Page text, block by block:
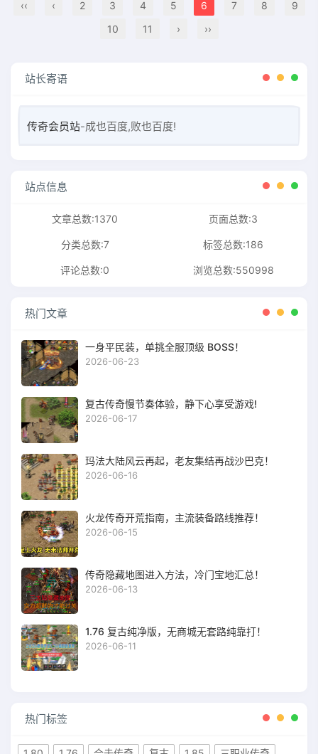
‹‹ ‹ 2 3 4 5 6 7 8
9
10
11 › ››
站长寄语
传奇会员站-成也百度,败也百度!
站点信息
文章总数:1370 页面总数:3
分类总数:7 标签总数:186
评论总数:0 浏览总数:550998
热门文章
一身平民装，单挑全服顶级 BOSS！
2026-06-23
复古传奇慢节奏体验，静下心享受游戏!
2026-06-17
玛法大陆风云再起，老友集结再战沙巴克！
2026-06-16
火龙传奇开荒指南，主流装备路线推荐！
2026-06-15
传奇隐藏地图进入方法，冷门宝地汇总！
2026-06-13
1.76 复古纯净版，无商城无套路纯靠打！
2026-06-11
热门标签